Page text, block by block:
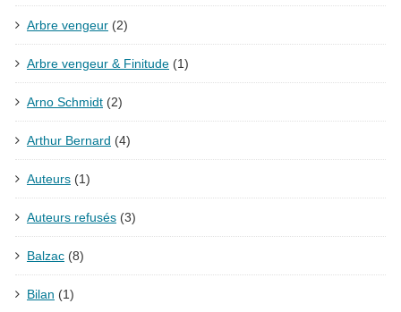
Arbre vengeur (2)
Arbre vengeur & Finitude (1)
Arno Schmidt (2)
Arthur Bernard (4)
Auteurs (1)
Auteurs refusés (3)
Balzac (8)
Bilan (1)